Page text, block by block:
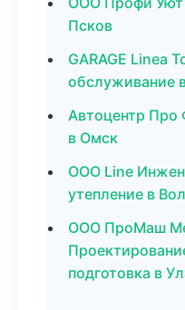
Псков
GARAGE Linea
обслуживание
Автоцентр
в Омск
ООО Line
утепление в
ООО ПроМаш
подготовка в